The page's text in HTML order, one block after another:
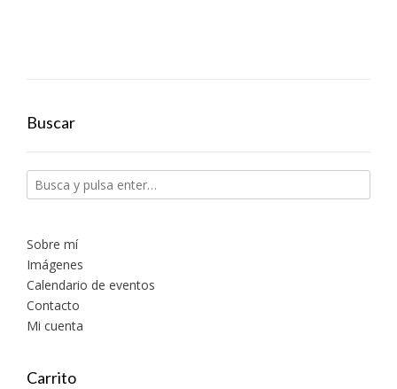
Buscar
Sobre mí
Imágenes
Calendario de eventos
Contacto
Mi cuenta
Carrito